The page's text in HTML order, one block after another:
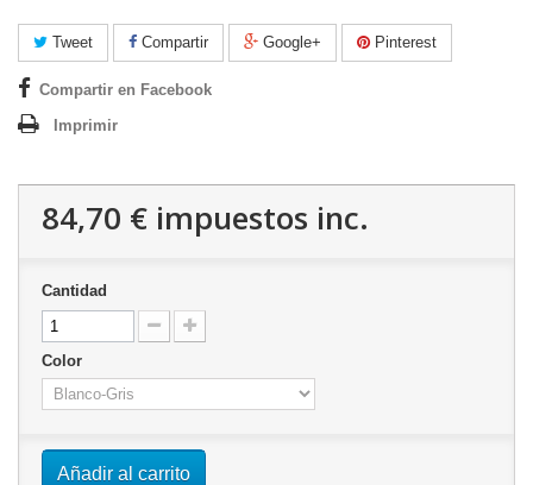
Tweet Compartir Google+ Pinterest
Compartir en Facebook
Imprimir
84,70 € impuestos inc.
Cantidad
Color
Añadir al carrito